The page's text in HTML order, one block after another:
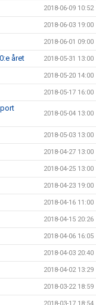
2018-06-09 10:52
2018-06-03 19:00
2018-06-01 09:00
året 2018-05-31 13:00
2018-05-20 14:00
2018-05-17 16:00
2018-05-04 13:00
2018-05-03 13:00
2018-04-27 13:00
2018-04-25 13:00
2018-04-23 19:00
2018-04-16 11:00
2018-04-15 20:26
2018-04-06 16:05
2018-04-03 20:40
2018-04-02 13:29
2018-03-22 18:59